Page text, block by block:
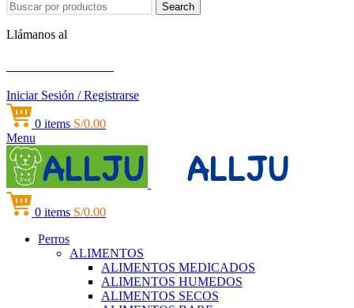
Search
Llámanos al
Iniciar Sesión / Registrarse
0 items S/0.00
Menu
0 items S/0.00
Perros
ALIMENTOS
ALIMENTOS MEDICADOS
ALIMENTOS HUMEDOS
ALIMENTOS SECOS